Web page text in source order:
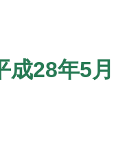
成28年5月